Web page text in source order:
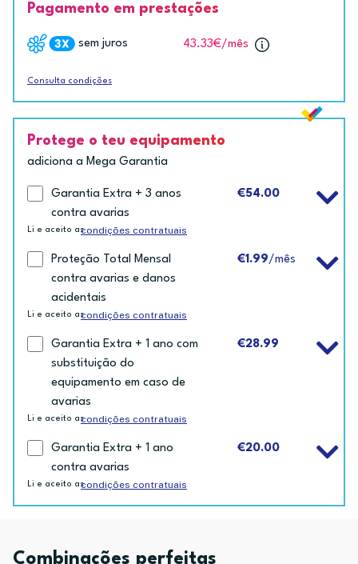
Pagamento em prestações
sem juros 43.33€/mês
Consulta condições
Protege o teu equipamento
adiciona a Mega Garantia
Garantia Extra + 3 anos
contra avarias
€54.00
Li e aceito ascondições contratuais
Proteção Total Mensal
contra avarias e danos
acidentais
€1.99/mês
Li e aceito ascondições contratuais
Garantia Extra + 1 ano com
substituição do
equipamento em caso de
avarias
€28.99
Li e aceito ascondições contratuais
Garantia Extra + 1 ano
contra avarias
€20.00
Li e aceito ascondições contratuais
Combinações perfeitas